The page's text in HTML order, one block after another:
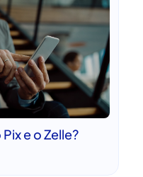
e o Zelle?